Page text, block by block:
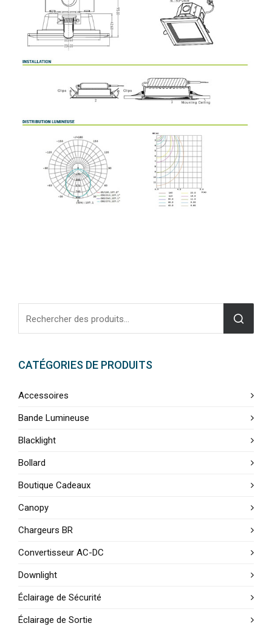
CATÉGORIES DE PRODUITS
Accessoires
Bande Lumineuse
Blacklight
Bollard
Boutique Cadeaux
Canopy
Chargeurs BR
Convertisseur AC-DC
Downlight
Éclairage de Sécurité
Éclairage de Sortie